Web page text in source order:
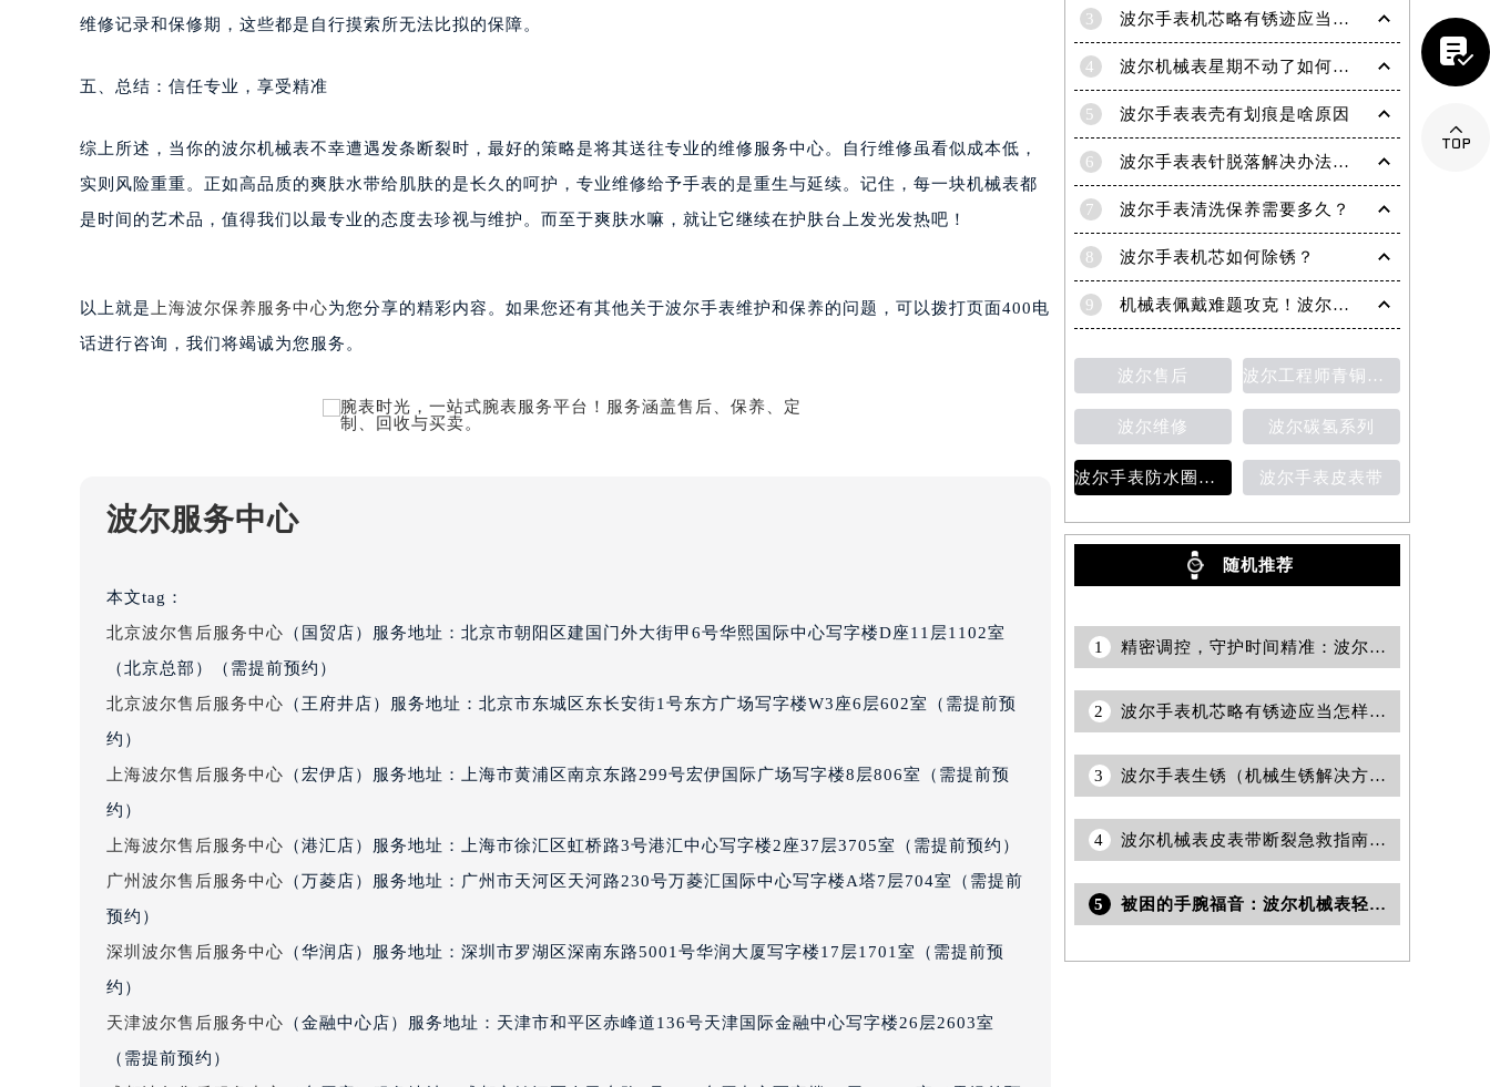
内蒙古自治区呼和浩特市玉泉区大学西街70号华润万象城写字楼（鄂尔多斯大厦）23层2326室（需提前预约）
重庆市解放碑渝中区民权路28号英利国际金融中心写字楼20层01室（需提前预约）
黑龙江省鹤岗市向阳区红军路波尔售后服务中心（需提前预约）
黑龙江省黑河市爱辉区中央街波尔售后服务中心（需提前预约）
黑龙江省佳木斯市向阳区长安路波尔售后服务中心（需提前预约）
黑龙江省七台河市桃山区大同街波尔售后服务中心（需提前预约）
黑龙江省伊春市伊美区通河路波尔售后服务中心（需提前预约）
吉林省吉林市船营区河南街波尔售后服务中心（需提前预约）
吉林省松原市宁江区五环大街波尔售后服务中心（需提前预约）
吉林省通化市东昌区环通乡江南大街波尔售后服务中心（需提前预约）
吉林省延边市延吉市解放路波尔售后服务中心（需提前预约）
辽宁省抚顺市新抚区东一路波尔售后服务中心（需提前预约）
辽宁省阜新市海州区解放大街波尔售后服务中心（需提前预约）
辽宁省锦州市古塔区中央大街波尔售后服务中心（需提前预约）
辽宁省营口市站前区市府路与渤海大街交叉口波尔售后服务中心（需提前预约）
维修记录和保修期，这些都是自行摸索所无法比拟的保障。
五、总结：信任专业，享受精准
综上所述，当你的波尔机械表不幸遭遇发条断裂时，最好的策略是将其送往专业的维修服务中心。自行维修虽看似成本低，
实则风险重重。正如高品质的爽肤水带给肌肤的是长久的呵护，专业维修给予手表的是重生与延续。记住，每一块机械表都
是时间的艺术品，值得我们以最专业的态度去珍视与维护。而至于爽肤水嘛，就让它继续在护肤台上发光发热吧！
以上就是上海波尔保养服务中心为您分享的精彩内容。如果您还有其他关于波尔手表维护和保养的问题，可以拨打页面400电
话进行咨询，我们将竭诚为您服务。
波尔服务中心
本文tag：
北京波尔售后服务中心 （国贸店）服务地址：北京市朝阳区建国门外大街甲6号华熙国际中心写字楼D座11层1102室
（北京总部）（需提前预约）
北京波尔售后服务中心 （王府井店）服务地址：北京市东城区东长安街1号东方广场写字楼W3座6层602室（需提前预
约）
上海波尔售后服务中心 （宏伊店）服务地址：上海市黄浦区南京东路299号宏伊国际广场写字楼8层806室（需提前预
约）
上海波尔售后服务中心 （港汇店）服务地址：上海市徐汇区虹桥路3号港汇中心写字楼2座37层3705室（需提前预约）
广州波尔售后服务中心 （万菱店）服务地址：广州市天河区天河路230号万菱汇国际中心写字楼A塔7层704室（需提前
预约）
深圳波尔售后服务中心 （华润店）服务地址：深圳市罗湖区深南东路5001号华润大厦写字楼17层1701室（需提前预
约）
天津波尔售后服务中心 （金融中心店）服务地址：天津市和平区赤峰道136号天津国际金融中心写字楼26层2603室
（需提前预约）
3 波尔手表机芯略有锈迹应当怎样除锈？
4 波尔机械表星期不动了如何解决？专业应对指针停滞难题
5 波尔手表表壳有划痕是啥原因
6 波尔手表表针脱落解决办法深度解析
7 波尔手表清洗保养需要多久？
8 波尔手表机芯如何除锈？
9 机械表佩戴难题攻克！波尔手表轻松摘取技巧分享
波尔售后 波尔工程师青铜星磁霸腕表
波尔维修 波尔碳氢系列
波尔手表防水圈老化 波尔手表皮表带
随机推荐
1 精密调控，守护时间精准：波尔机械表走快如何调校？专业指南助您解决
2 波尔手表机芯略有锈迹应当怎样除锈？
3 波尔手表生锈（机械生锈解决方法）
4 波尔机械表皮表带断裂急救指南：专业应对，优雅再现
5 被困的手腕福音：波尔机械表轻松摘除法，告别紧箍咒瞬间释放

